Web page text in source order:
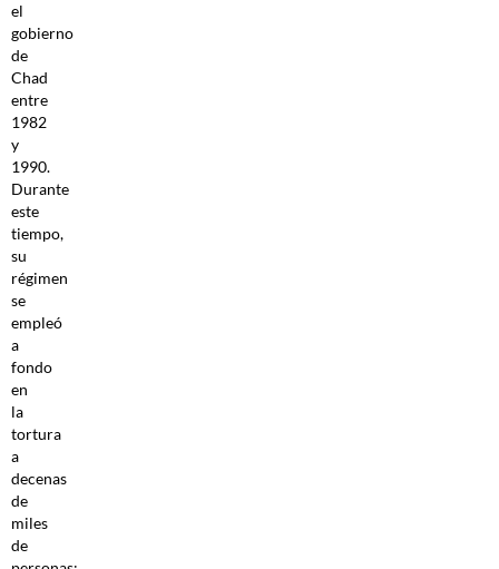
el
gobierno
de
Chad
entre
1982
y
1990.
Durante
este
tiempo,
su
régimen
se
empleó
a
fondo
en
la
tortura
a
decenas
de
miles
de